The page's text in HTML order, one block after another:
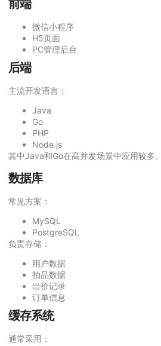
前端
微信小程序
H5页面
PC管理后台
后端
主流开发语言：
Java
Go
PHP
Node.js
其中Java和Go在高并发场景中应用较多。
数据库
常见方案：
MySQL
PostgreSQL
负责存储：
用户数据
拍品数据
出价记录
订单信息
缓存系统
通常采用：